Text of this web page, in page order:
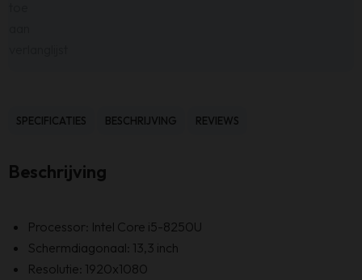
SPECIFICATIES BESCHRIJVING REVIEWS
Beschrijving
Processor: Intel Core i5-8250U
Schermdiagonaal: 13,3 inch
Resolutie: 1920x1080